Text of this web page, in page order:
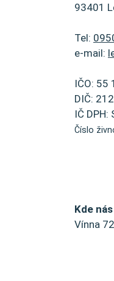
93401
Tel:
e-mail:
IČO: 55
DIČ:
IČ
Číslo
Kde
Vínna